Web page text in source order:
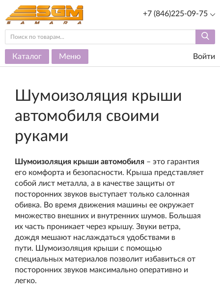
+7 (846)225-09-75
Каталог Меню Войти
Шумоизоляция крыши
автомобиля своими
руками
Шумоизоляция крыши автомобиля – это гарантия
его комфорта и безопасности. Крыша представляет
собой лист металла, а в качестве защиты от
посторонних звуков выступает только салонная
обивка. Во время движения машины ее окружает
множество внешних и внутренних шумов. Большая
их часть проникает через крышу. Звуки ветра,
дождя мешают наслаждаться удобствами в
пути. Шумоизоляция крыши с помощью
специальных материалов позволит избавиться от
посторонних звуков максимально оперативно и
легко.